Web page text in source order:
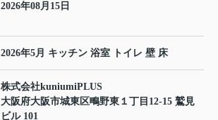
2026年08月15日
2026年5月 キッチン 浴室 トイレ 壁 床
株式会社kuniumiPLUS
大阪府大阪市城東区鴫野東１丁目12-15 鷲見
ビル 101